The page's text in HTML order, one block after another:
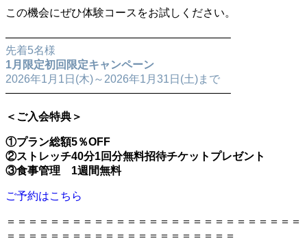
この機会にぜひ体験コースをお試しください。
————————————————————–
先着5名様
1月限定初回限定キャンペーン
2026年1月1日(木)～2026年1月31日(土)まで
————————————————————–
＜ご入会特典＞
①プラン総額5％OFF
②ストレッチ40分1回分無料招待チケットプレゼント
③食事管理 1週間無料
ご予約はこちら
＝＝＝＝＝＝＝＝＝＝＝＝＝＝＝＝＝＝＝＝＝＝＝＝＝＝＝
＝＝＝＝＝＝＝＝＝＝＝＝＝＝＝＝＝＝＝＝＝